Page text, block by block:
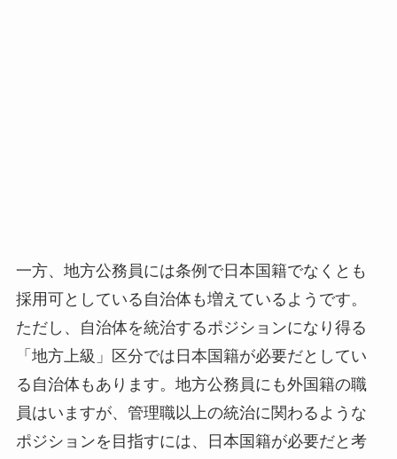
一方、地方公務員には条例で日本国籍でなくとも
採用可としている自治体も増えているようです。
ただし、自治体を統治するポジションになり得る
「地方上級」区分では日本国籍が必要だとしてい
る自治体もあります。地方公務員にも外国籍の職
員はいますが、管理職以上の統治に関わるような
ポジションを目指すには、日本国籍が必要だと考